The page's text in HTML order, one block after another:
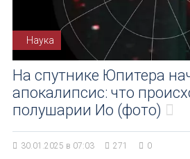
Наука
На спутнике Юпитера
апокалипсис: что
полушарии Ио (фото)
30.01.2025 в 07:03 271 0